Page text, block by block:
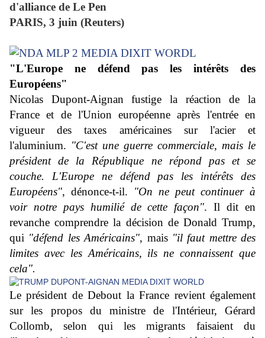
d'alliance de Le Pen
PARIS, 3 juin (Reuters)
"L'Europe ne défend pas les intérêts des
Européens"
Nicolas Dupont-Aignan fustige la réaction de la
France et de l'Union européenne après l'entrée en
vigueur des taxes américaines sur l'acier et
l'aluminium. "C'est une guerre commerciale, mais le
président de la République ne répond pas et se
couche. L'Europe ne défend pas les intérêts des
Européens", dénonce-t-il. "On ne peut continuer à
voir notre pays humilié de cette façon". Il dit en
revanche comprendre la décision de Donald Trump,
qui "défend les Américains", mais"il faut mettre des
limites avec les Américains, ils ne connaissent que
cela".
Le président de Debout la France revient également
sur les propos du ministre de l'Intérieur, Gérard
Collomb, selon qui les migrants faisaient du